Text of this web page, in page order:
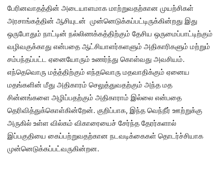
பேரினவாதத்தின் அடையாளமாக மாற்றுவதற்கான முயற்சிகள்
அரசாங்கத்தின் ஆசியுடன் முன்னெடுக்கப்பட்டிருக்கின்றது இது
ஒருபோதும் நாட்டின் நல்லிணக்கத்திற்கும் தேசிய ஒருமைப்பாட்டிற்கும்
வழிவகுக்காது என்பதை ஆட்சியாளர்களளும் அதிகாரிகளும் மற்றும்
சம்பந்தப்பட்ட ஏனையோரும் உணர்ந்து கொள்வது அவசியம்.
எந்தெவொரு மத்த்திற்கும் எந்தவொரு மதவாதிக்கும் ஏனைய
மதங்களின் மீது அதிகாரம் செலுத்துவதற்கும் அந்த மத
சின்னங்களை அழிப்பதற்கும் அதிகாராம் இல்லை என்பதை
தெரிவித்துக்கொள்கின்றேன். குறிப்பாக, இந்த வெந்நீர் ஊற்றுக்கு
அருகில் உள்ள வில்கம் விகாரையைச் சேர்ந்த தேரர்களால்
இப்பகுதியை கைப்பற்றுவதற்கான நடவடிக்கைகள் தொடர்ச்சியாக
முன்னெடுக்கப்பட்வருகின்றன.